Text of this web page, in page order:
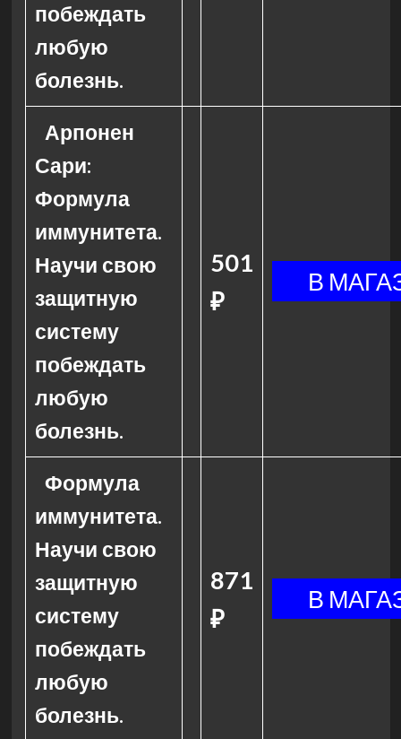
побеждать
любую
болезнь.
Арпонен
Сари:
Формула
иммунитета.
Научи свою
защитную
систему
побеждать
любую
болезнь.
501
₽
Формула
иммунитета.
Научи свою
защитную
систему
побеждать
любую
болезнь.
871
₽